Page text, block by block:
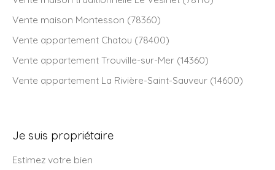
Vente maison Montesson (78360)
Vente appartement Chatou (78400)
Vente appartement Trouville-sur-Mer (14360)
Vente appartement La Rivière-Saint-Sauveur (14600)
Je suis propriétaire
Estimez votre bien